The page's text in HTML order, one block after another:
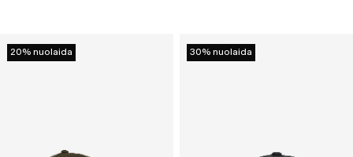
20% nuolaida 30% nuolaida